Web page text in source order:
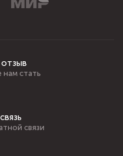
нам стать
связи